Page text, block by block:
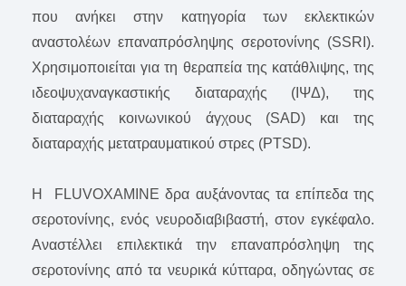
που ανήκει στην κατηγορία των εκλεκτικών
αναστολέων επαναπρόσληψης σεροτονίνης (SSRI).
Χρησιμοποιείται για τη θεραπεία της κατάθλιψης, της
ιδεοψυχαναγκαστικής διαταραχής (ΙΨΔ), της
διαταραχής κοινωνικού άγχους (SAD) και της
διαταραχής μετατραυματικού στρες (PTSD).
Η FLUVOXAMINE δρα αυξάνοντας τα επίπεδα της
σεροτονίνης, ενός νευροδιαβιβαστή, στον εγκέφαλο.
Αναστέλλει επιλεκτικά την επαναπρόσληψη της
σεροτονίνης από τα νευρικά κύτταρα, οδηγώντας σε